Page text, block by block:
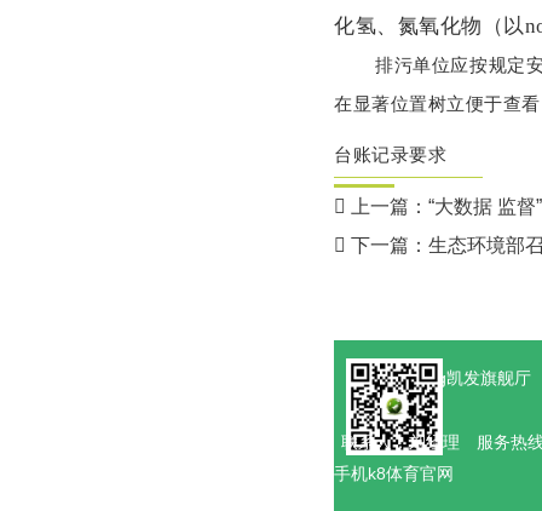
化氢、氮氧化物（以
排污单位应按规定
在显著位置树立便于查
台账记录要求
上一篇： “大数据 监
下一篇： 生态环境部
手机k8体育官网
k8体育-ag凯发旗舰厅
联系人：刘经理 服务热